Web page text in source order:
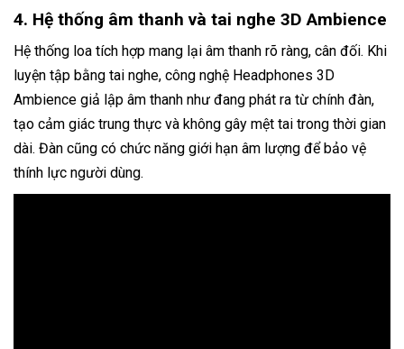
4. Hệ thống âm thanh và tai nghe 3D Ambience
Hệ thống loa tích hợp mang lại âm thanh rõ ràng, cân đối. Khi
luyện tập bằng tai nghe, công nghệ Headphones 3D
Ambience giả lập âm thanh như đang phát ra từ chính đàn,
tạo cảm giác trung thực và không gây mệt tai trong thời gian
dài. Đàn cũng có chức năng giới hạn âm lượng để bảo vệ
thính lực người dùng.